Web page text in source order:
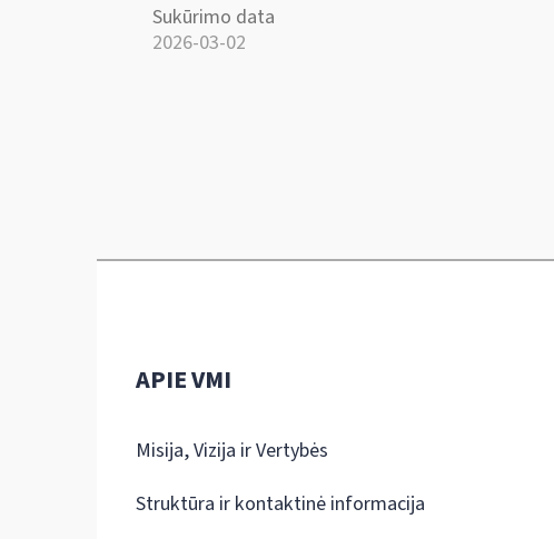
Sukūrimo data
2026-03-02
APIE VMI
Misija, Vizija ir Vertybės
Struktūra ir kontaktinė informacija